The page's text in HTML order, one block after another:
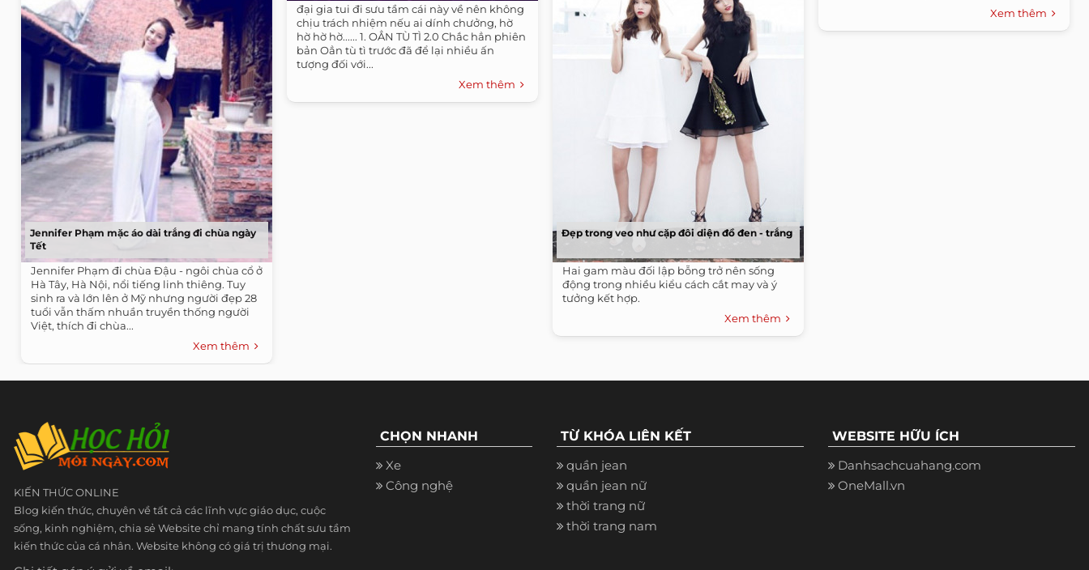
Jennifer Phạm mặc áo dài trắng đi chùa ngày
Tết
Jennifer Phạm đi chùa Đậu - ngôi chùa cổ ở
Hà Tây, Hà Nội, nổi tiếng linh thiêng. Tuy
sinh ra và lớn lên ở Mỹ nhưng người đẹp 28
tuổi vẫn thấm nhuần truyền thống người
Việt, thích đi chùa...
Xem thêm
đại gia tui đi sưu tầm cái này về nên không
chịu trách nhiệm nếu ai dính chưởng, hờ
hờ hờ hờ...... 1. OẲN TÙ TÌ 2.0 Chắc hẳn phiên
bản Oẳn tù tì trước đã để lại nhiều ấn
tượng đối với...
Xem thêm
Đẹp trong veo như cặp đôi diện đồ đen - trắng
Hai gam màu đối lập bỗng trở nên sống
động trong nhiều kiểu cách cắt may và ý
tưởng kết hợp.
Xem thêm
Xem thêm
KIẾN THỨC ONLINE
Blog kiến thức, chuyên về tất cả các lĩnh vực giáo dục, cuộc
sống, kinh nghiệm, chia sẻ Website chỉ mang tính chất sưu tầm
kiến thức của cá nhân. Website không có giá trị thương mại.
CHỌN NHANH
Xe
Công nghệ
TỪ KHÓA LIÊN KẾT
quần jean
quần jean nữ
thời trang nữ
thời trang nam
WEBSITE HỮU ÍCH
Danhsachcuahang.com
OneMall.vn